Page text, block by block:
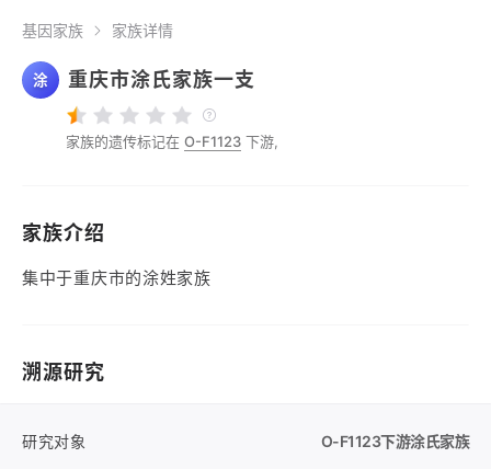
基因家族 家族详情
涂 重庆市涂氏家族一支
家族的遗传标记在 O-F1123 下游,
家族介绍
集中于重庆市的涂姓家族
溯源研究
研究对象 O-F1123下游涂氏家族